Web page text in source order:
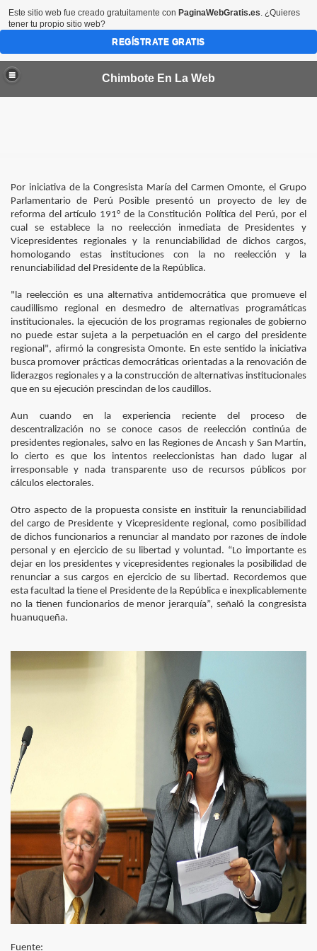
Chimbote En La Web
Por iniciativa de la Congresista María del Carmen Omonte, el Grupo
Parlamentario de Perú Posible presentó un proyecto de ley de
reforma del artículo 191° de la Constitución Política del Perú, por el
cual se establece la no reelección inmediata de Presidentes y
Vicepresidentes regionales y la renunciabilidad de dichos cargos,
homologando estas instituciones con la no reelección y la
renunciabilidad del Presidente de la República.
"la reelección es una alternativa antidemocrática que promueve el
caudillismo regional en desmedro de alternativas programáticas
institucionales. la ejecución de los programas regionales de gobierno
no puede estar sujeta a la perpetuación en el cargo del presidente
regional", afirmó la congresista Omonte. En este sentido la iniciativa
busca promover prácticas democráticas orientadas a la renovación de
liderazgos regionales y a la construcción de alternativas institucionales
que en su ejecución prescindan de los caudillos.
Aun cuando en la experiencia reciente del proceso de
descentralización no se conoce casos de reelección continúa de
presidentes regionales, salvo en las Regiones de Ancash y San Martín,
lo cierto es que los intentos reeleccionistas han dado lugar al
irresponsable y nada transparente uso de recursos públicos por
cálculos electorales.
Otro aspecto de la propuesta consiste en instituir la renunciabilidad
del cargo de Presidente y Vicepresidente regional, como posibilidad
de dichos funcionarios a renunciar al mandato por razones de índole
personal y en ejercicio de su libertad y voluntad. “Lo importante es
dejar en los presidentes y vicepresidentes regionales la posibilidad de
renunciar a sus cargos en ejercicio de su libertad. Recordemos que
esta facultad la tiene el Presidente de la República e inexplicablemente
no la tienen funcionarios de menor jerarquía”, señaló la congresista
huanuqueña.
Fuente:
VALORIZADOS EN MEDIO MILLON DE SOLES
Chimbote
de los Bancos en Robo
DEL PERU
hace 10 meses
encuesta
PRESIDENTES Y VICEPRESIDENTES REGIONALES
y saque sus conclusiones.
Rojas es designado director del Proyecto
Supe
en el Carmen
autoridades hagan algo por evitarlo.
terminal de Chimbote
al diario de Chimbote
Chimbote
Este sitio web fue creado gratuitamente con PaginaWebGratis.es. ¿Quieres
tener tu propio sitio web?
REGÍSTRATE GRATIS